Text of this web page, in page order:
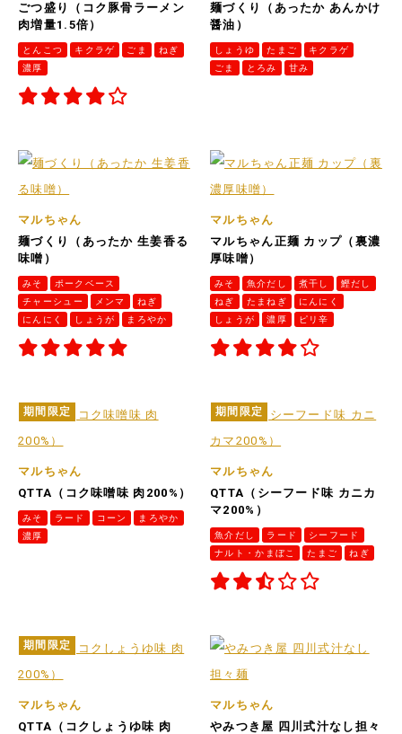
ごつ盛り（コク豚骨ラーメン
肉増量1.5倍）
とんこつ キクラゲ ごま
ねぎ
濃厚
麺づくり（あったか あんかけ
醤油）
しょうゆ たまご
キクラゲ
ごま
とろみ 甘み
マルちゃん
麺づくり（あったか 生姜香る
味噌）
みそ
ポークベース
チャーシュー
メンマ
ねぎ
にんにく
しょうが まろやか
マルちゃん
マルちゃん正麺 カップ（裏濃
厚味噌）
みそ 魚介だし 煮干し
鰹だし
ねぎ
たまねぎ
にんにく
しょうが
濃厚 ピリ辛
期間限定
マルちゃん
QTTA（コク味噌味 肉200%）
みそ ラード コーン
まろやか
濃厚
期間限定
マルちゃん
QTTA（シーフード味 カニカ
マ200%）
魚介だし ラード
シーフード
ナルト・かまぼこ
たまご ねぎ
期間限定
マルちゃん
QTTA（コクしょうゆ味 肉
マルちゃん
やみつき屋 四川式汁なし担々